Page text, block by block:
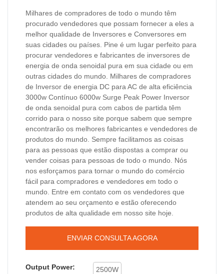
Milhares de compradores de todo o mundo têm
procurado vendedores que possam fornecer a eles a
melhor qualidade de Inversores e Conversores em
suas cidades ou países. Pine é um lugar perfeito para
procurar vendedores e fabricantes de inversores de
energia de onda senoidal pura em sua cidade ou em
outras cidades do mundo. Milhares de compradores
de Inversor de energia DC para AC de alta eficiência
3000w Contínuo 6000w Surge Peak Power Inversor
de onda senoidal pura com cabos de partida têm
corrido para o nosso site porque sabem que sempre
encontrarão os melhores fabricantes e vendedores de
produtos do mundo. Sempre facilitamos as coisas
para as pessoas que estão dispostas a comprar ou
vender coisas para pessoas de todo o mundo. Nós
nos esforçamos para tornar o mundo do comércio
fácil para compradores e vendedores em todo o
mundo. Entre em contato com os vendedores que
atendem ao seu orçamento e estão oferecendo
produtos de alta qualidade em nosso site hoje.
ENVIAR CONSULTA AGORA
Output Power: 2500W